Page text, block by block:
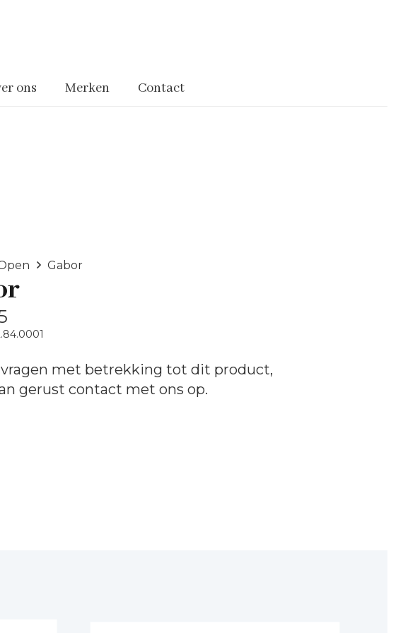
ons Merken Contact
Gabor
met betrekking tot dit product,
gerust contact met ons op.